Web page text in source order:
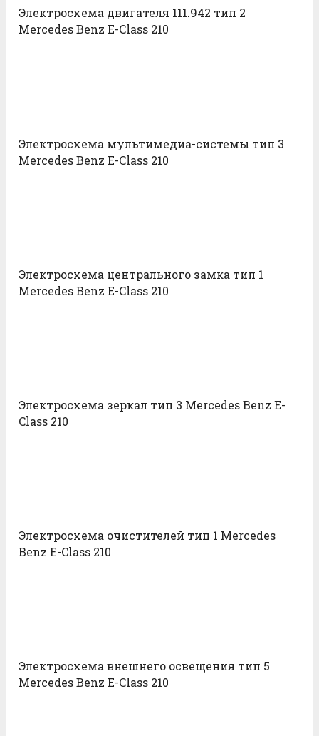
Электросхема двигателя 111.942 тип 2
Mercedes Benz E-Class 210
Электросхема мультимедиа-системы тип 3
Mercedes Benz E-Class 210
Электросхема центрального замка тип 1
Mercedes Benz E-Class 210
Электросхема зеркал тип 3 Mercedes Benz E-
Class 210
Электросхема очистителей тип 1 Mercedes
Benz E-Class 210
Электросхема внешнего освещения тип 5
Mercedes Benz E-Class 210